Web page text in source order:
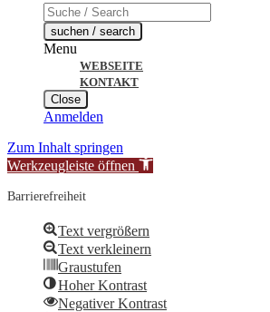
Products
search
suchen / search
Menu
WEBSEITE
KONTAKT
Close
Anmelden
Zum Inhalt springen
Werkzeugleiste öffnen
Barrierefreiheit
Text vergrößern
Text verkleinern
Graustufen
Hoher Kontrast
Negativer Kontrast